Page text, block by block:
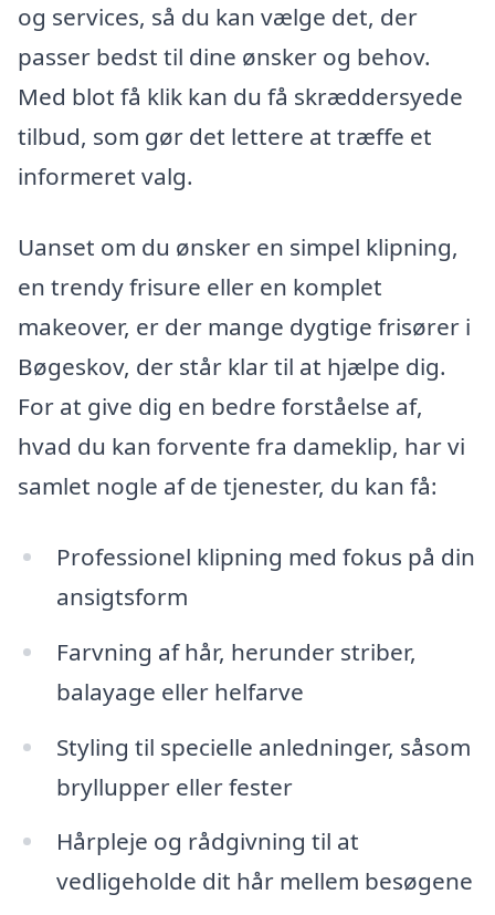
og services, så du kan vælge det, der
passer bedst til dine ønsker og behov.
Med blot få klik kan du få skræddersyede
tilbud, som gør det lettere at træffe et
informeret valg.
Uanset om du ønsker en simpel klipning,
en trendy frisure eller en komplet
makeover, er der mange dygtige frisører i
Bøgeskov, der står klar til at hjælpe dig.
For at give dig en bedre forståelse af,
hvad du kan forvente fra dameklip, har vi
samlet nogle af de tjenester, du kan få:
Professionel klipning med fokus på din
ansigtsform
Farvning af hår, herunder striber,
balayage eller helfarve
Styling til specielle anledninger, såsom
bryllupper eller fester
Hårpleje og rådgivning til at
vedligeholde dit hår mellem besøgene